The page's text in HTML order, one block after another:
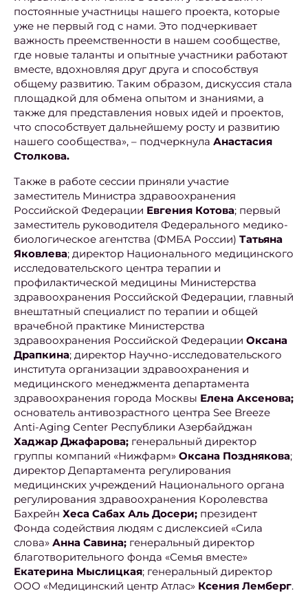
постоянные участницы нашего проекта, которые
уже не первый год с нами. Это подчеркивает
важность преемственности в нашем сообществе,
где новые таланты и опытные участники работают
вместе, вдохновляя друг друга и способствуя
общему развитию. Таким образом, дискуссия стала
площадкой для обмена опытом и знаниями, а
также для представления новых идей и проектов,
что способствует дальнейшему росту и развитию
нашего сообщества», – подчеркнула Анастасия
Столкова.
Также в работе сессии приняли участие
заместитель Министра здравоохранения
Российской Федерации Евгения Котова; первый
заместитель руководителя Федерального медико-
биологическое агентства (ФМБА России) Татьяна
Яковлева; директор Национального медицинского
исследовательского центра терапии и
профилактической медицины Министерства
здравоохранения Российской Федерации, главный
внештатный специалист по терапии и общей
врачебной практике Министерства
здравоохранения Российской Федерации Оксана
Драпкина; директор Научно-исследовательского
института организации здравоохранения и
медицинского менеджмента департамента
здравоохранения города Москвы Елена Аксенова;
основатель антивозрастного центра See Breeze
Anti-Aging Center Республики Азербайджан
Хаджар Джафарова; генеральный директор
группы компаний «Нижфарм» Оксана Позднякова;
директор Департамента регулирования
медицинских учреждений Национального органа
регулирования здравоохранения Королевства
Бахрейн Хеса Сабах Аль Досери; президент
Фонда содействия людям с дислексией «Сила
слова» Анна Савина; генеральный директор
благотворительного фонда «Семья вместе»
Екатерина Мыслицкая; генеральный директор
ООО «Медицинский центр Атлас» Ксения Лемберг.